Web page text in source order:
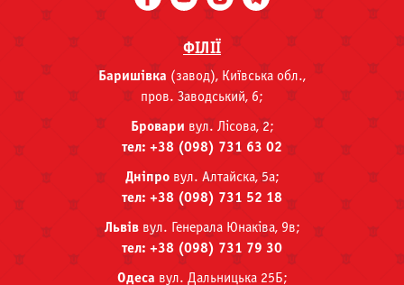
ФІЛІЇ
Баришівка (завод), Київська обл.,
пров. Заводський, 6;
Бровари вул. Лісова, 2;
тел: +38 (098) 731 63 02
Дніпровул. Алтайска, 5а;
тел: +38 (098) 731 52 18
Львіввул. Генерала Юнаківа, 9в;
тел: +38 (098) 731 79 30
Одеса вул. Дальницька 25Б;